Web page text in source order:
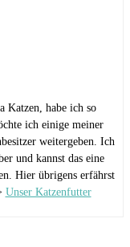
Katzen, habe ich so
ich einige meiner
weitergeben. Ich
und kannst das eine
Hier übrigens erfährst
Unser Katzenfutter